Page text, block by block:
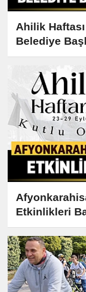
Ahilik
Belediye
Etkinlikleri